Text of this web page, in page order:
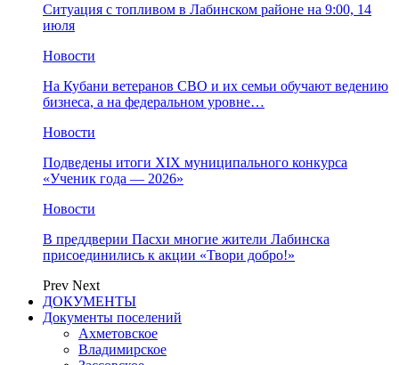
Ситуация с топливом в Лабинском районе на 9:00, 14
июля
Новости
На Кубани ветеранов СВО и их семьи обучают ведению
бизнеса, а на федеральном уровне…
Новости
Подведены итоги XIX муниципального конкурса
«Ученик года — 2026»
Новости
В преддверии Пасхи многие жители Лабинска
присоединились к акции «Твори добро!»
Prev Next
ДОКУМЕНТЫ
Документы поселений
Ахметовское
Владимирское